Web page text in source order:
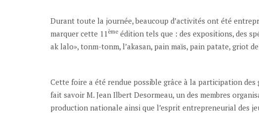
Durant toute la journée, beaucoup d’activités ont été
marquer cette 11 ème édition tels que : des expositions, des
ak lalo», tonm-tonm, l’akasan, pain maïs, pain patate, griot
Cette foire a été rendue possible grâce à la participation des
fait savoir M. Jean Ilbert Desormeau, un des membres
production nationale ainsi que l’esprit entrepreneurial des